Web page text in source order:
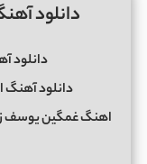
دانلود
دانلود
دانلود آهنگ